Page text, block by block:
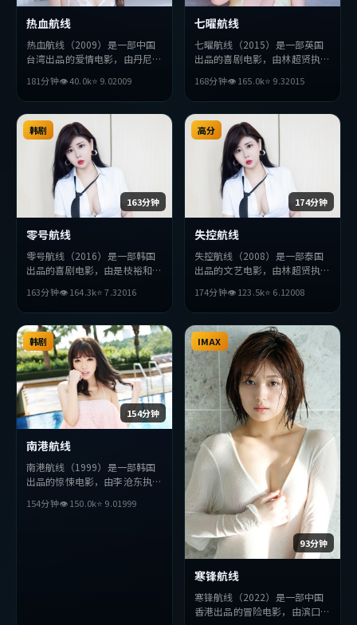
热血航线
热血航线（2009）是一部中国
台湾出品的爱情电影，由丹尼斯
民、汤姆·哈迪等主演。影片
在叙事与视听上力求突破，探讨
人性与抉择，节奏张弛有度，适
合喜欢该类型的观众完整观看。
181分钟👁40.0k⭐ 9.02009
七曜航线
七曜航线（2015）是一部英国
出品的喜剧电影，由林超贤执
演。影片在叙事与视听上力求突
破，探讨人性与抉择，节奏张弛
有度，适合喜欢该类型的观众完
整观看。
168分钟👁165.0k⭐ 9.32015
163分钟
韩剧
零号航线
零号航线（2016）是一部韩国
出品的喜剧电影，由是枝裕和执
演。影片在叙事与视听上力求突
破，探讨人性与抉择，节奏张弛
有度，适合喜欢该类型的观众完
整观看。
163分钟👁164.3k⭐7.32016
174分钟
高分
失控航线
失控航线（2008）是一部泰国
出品的文艺电影，由林超贤执
等主演。影片在叙事与视听上力
求突破，探讨人性与抉择，节奏
张弛有度，适合喜欢该类型的观
众完整观看。
174分钟👁123.5k⭐ 6.12008
154分钟
韩剧
南港航线
南港航线（1999）是一部韩国
出品的惊悚电影，由李沧东执
宏等主演。影片在叙事与视听上
154分钟👁150.0k⭐ 9.01999
93分钟
IMAX
寒锋航线
寒锋航线（2022）是一部中国
香港出品的冒险电影，由滨口龙